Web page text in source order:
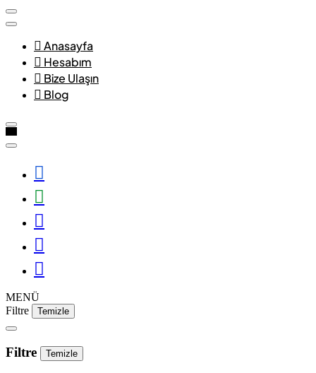
Anasayfa
Hesabım
Bize Ulaşın
Blog
MENÜ
Filtre
Temizle
Filtre Temizle